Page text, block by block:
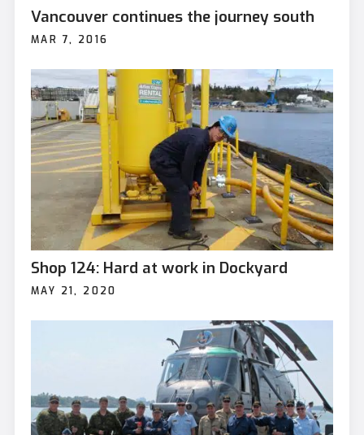
Vancouver continues the journey south
MAR 7, 2016
Shop 124: Hard at work in Dockyard
MAY 21, 2020